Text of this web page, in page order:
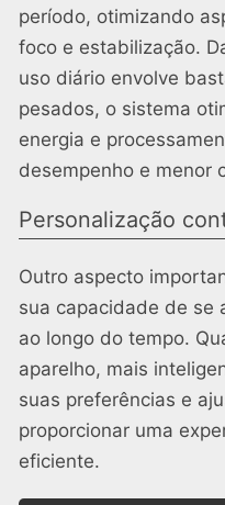
período, otimizando
foco e estabilização.
uso diário envolve
pesados, o sistema
energia e
desempenho e menor
Personalização
Outro aspecto
sua capacidade de se
ao longo do tempo.
aparelho, mais
suas preferências e
proporcionar uma
eficiente.